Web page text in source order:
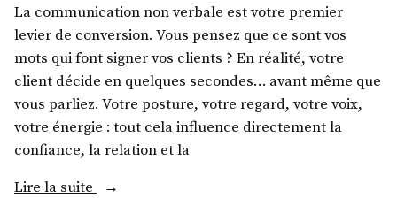
La communication non verbale est votre premier
levier de conversion. Vous pensez que ce sont vos
mots qui font signer vos clients ? En réalité, votre
client décide en quelques secondes… avant même que
vous parliez. Votre posture, votre regard, votre voix,
votre énergie : tout cela influence directement la
confiance, la relation et la
Lire la suite